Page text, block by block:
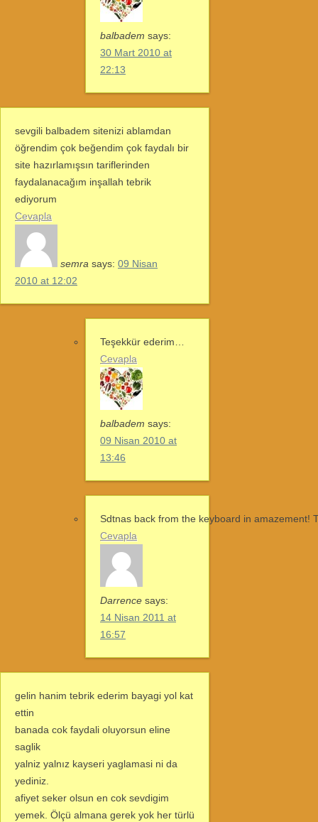
balbadem says:
30 Mart 2010 at
22:13
sevgili balbadem sitenizi ablamdan
öğrendim çok beğendim çok faydalı bir
site hazırlamışsın tariflerinden
faydalanacağım inşallah tebrik
ediyorum
Cevapla
semra says: 09 Nisan
2010 at 12:02
Teşekkür ederim…
Cevapla
balbadem says:
09 Nisan 2010 at
13:46
Sdtnas back from the keyboard in amazement!
Cevapla
Darrence says:
14 Nisan 2011 at
16:57
gelin hanim tebrik ederim bayagi yol kat
ettin
banada cok faydali oluyorsun eline
saglik
yalniz yalnız kayseri yaglamasi ni da
yediniz.
afiyet seker olsun en cok sevdigim
yemek. Ölçü almana gerek yok her türlü